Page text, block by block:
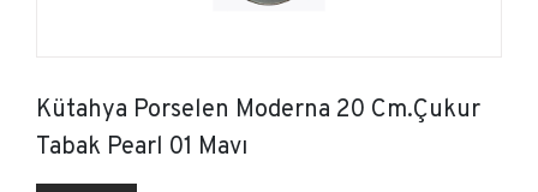
Kütahya Porselen Moderna 20 Cm.Çukur
Tabak Pearl 01 Mavı